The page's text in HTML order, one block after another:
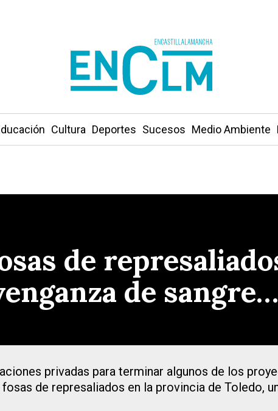
Cultura Deportes Sucesos Medio Ambiente
de
de sangre…
privadas para terminar algunos de los
de represaliados en la provincia de Toledo,